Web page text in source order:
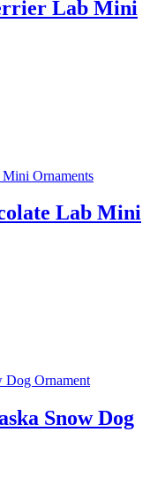
Lab Mini
Lab Mini
Snow Dog